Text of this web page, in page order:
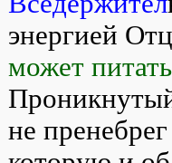
энергией
может
не